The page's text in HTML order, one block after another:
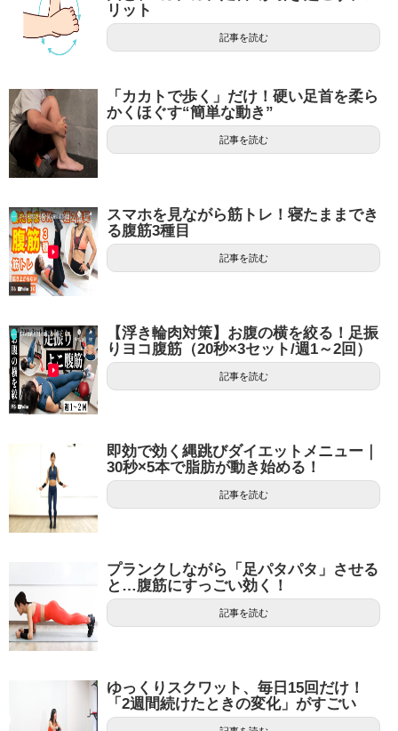
リット
記事を読む
「カカトで歩く」だけ！硬い足首を柔ら
かくほぐす“簡単な動き”
記事を読む
スマホを見ながら筋トレ！寝たままでき
る腹筋3種目
記事を読む
【浮き輪肉対策】お腹の横を絞る！足振
りヨコ腹筋（20秒×3セット/週1～2回）
記事を読む
即効で効く縄跳びダイエットメニュー｜
30秒×5本で脂肪が動き始める！
記事を読む
プランクしながら「足パタパタ」させる
と…腹筋にすっごい効く！
記事を読む
ゆっくりスクワット、毎日15回だけ！
「2週間続けたときの変化」がすごい